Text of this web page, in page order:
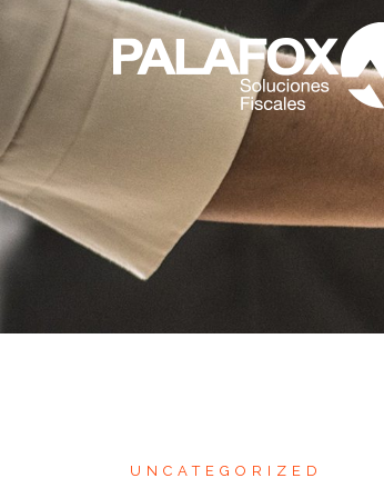
UNCATEGORIZED